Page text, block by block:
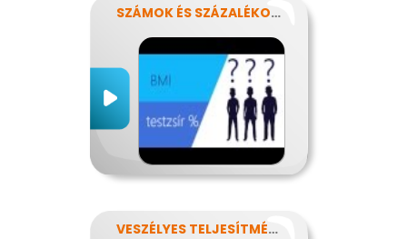
SZÁMOK ÉS SZÁZALÉKOK REJTELMEI
VESZÉLYES TELJESÍTMÉNY